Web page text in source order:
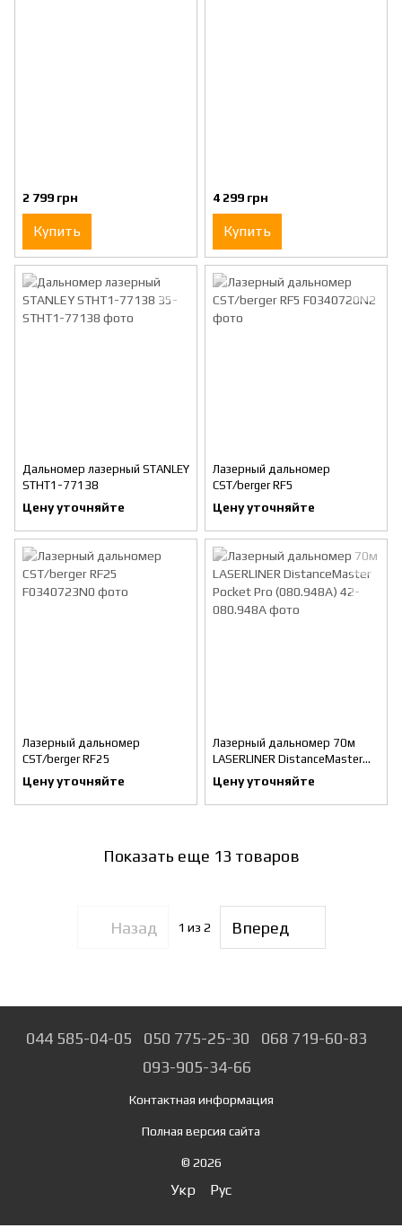
2 799 грн
Купить
4 299 грн
Купить
Дальномер лазерный STANLEY
STHT1-77138
Цену уточняйте
Лазерный дальномер
CST/berger RF5
Цену уточняйте
Лазерный дальномер
CST/berger RF25
Цену уточняйте
Лазерный дальномер 70м
LASERLINER DistanceMaster
Pocket Pro (080.948А)
Цену уточняйте
Показать еще 13 товаров
Назад 1 из 2 Вперед
044 585-04-05 050 775-25-30
068 719-60-83
093-905-34-66
Контактная информация
Полная версия сайта
© 2026
Укр Рус